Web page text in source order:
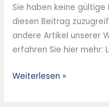
Sie haben keine
diesen Beitrag
andere Artikel unserer
erfahren Sie hier mehr:
Nickelmetallhydrid-
Akkumulatoren
Weiterlesen »